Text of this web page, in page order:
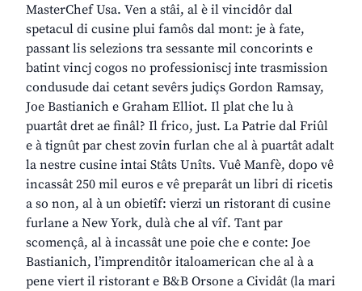
MasterChef Usa. Ven a stâi, al è il vincidôr dal
spetacul di cusine plui famôs dal mont: je à fate,
passant lis selezions tra sessante mil concorints e
batint vincj cogos no professioniscj inte trasmission
condusude dai cetant sevêrs judiçs Gordon Ramsay,
Joe Bastianich e Graham Elliot. Il plat che lu à
puartât dret ae finâl? Il frico, just. La Patrie dal Friûl
e à tignût par chest zovin furlan che al à puartât adalt
la nestre cusine intai Stâts Unîts. Vuê Manfè, dopo vê
incassât 250 mil euros e vê preparât un libri di ricetis
a so non, al à un obietîf: vierzi un ristorant di cusine
furlane a New York, dulà che al vîf. Tant par
scomençâ, al à incassât une poie che e conte: Joe
Bastianich, l’imprenditôr italoamerican che al à a
pene viert il ristorant e B&B Orsone a Cividât (la mari